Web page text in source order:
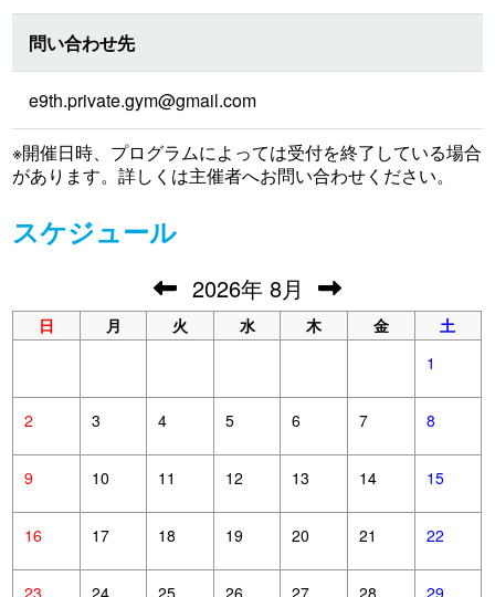
問い合わせ先
e9th.private.gym@gmail.com
※開催日時、プログラムによっては受付を終了している場合
があります。詳しくは主催者へお問い合わせください。
スケジュール
2026年 8月
日 月 火 水 木 金
土
1
2 3 4 5 6 7 8
9 10 11 12 13 14 15
16 17 18 19 20 21 22